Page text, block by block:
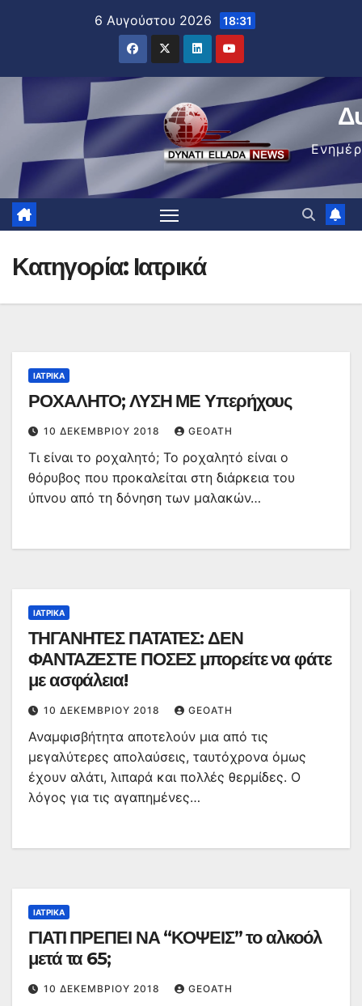
6 Αυγούστου 2026 18:31
Κατηγορία: Ιατρικά
ΙΑΤΡΙΚΆ
ΡΟΧΑΛΗΤΟ; ΛΥΣΗ ΜΕ Υπερήχους
10 ΔΕΚΕΜΒΡΊΟΥ 2018 GEOATH
Τι είναι το ροχαλητό; Το ροχαλητό είναι ο
θόρυβος που προκαλείται στη διάρκεια του
ύπνου από τη δόνηση των μαλακών…
ΙΑΤΡΙΚΆ
ΤΗΓΑΝΗΤΕΣ ΠΑΤΑΤΕΣ: ΔΕΝ
ΦΑΝΤΑΖΕΣΤΕ ΠΟΣΕΣ μπορείτε να φάτε
με ασφάλεια!
10 ΔΕΚΕΜΒΡΊΟΥ 2018 GEOATH
Αναμφισβήτητα αποτελούν μια από τις
μεγαλύτερες απολαύσεις, ταυτόχρονα όμως
έχουν αλάτι, λιπαρά και πολλές θερμίδες. Ο
λόγος για τις αγαπημένες…
ΙΑΤΡΙΚΆ
ΓΙΑΤΙ ΠΡΕΠΕΙ ΝΑ “ΚΟΨΕΙΣ” το αλκοόλ
μετά τα 65;
10 ΔΕΚΕΜΒΡΊΟΥ 2018 GEOATH